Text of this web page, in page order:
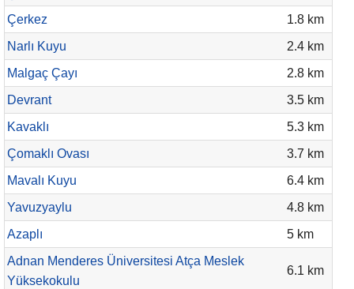
Çerkez
1.8 km
Narlı Kuyu
2.4 km
Malgaç Çayı
2.8 km
Devrant
3.5 km
Kavaklı
5.3 km
Çomaklı Ovası
3.7 km
Mavalı Kuyu
6.4 km
Yavuzyaylu
4.8 km
Azaplı
5 km
Adnan Menderes Üniversitesi Atça Meslek
Yüksekokulu
6.1 km